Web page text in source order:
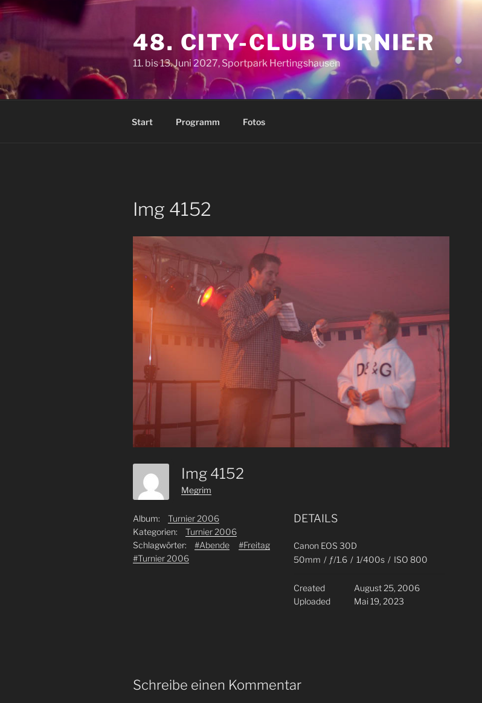
Zum
Inhalt
48. CITY-CLUB TURNIER
11. bis 13. Juni 2027, Sportpark Hertingshausen
Start Programm Fotos
Img 4152
Img 4152
Megrim
Album:
Turnier 2006
Kategorien:
Turnier 2006
Schlagwörter:
#Abende
#Freitag
#Turnier 2006
DETAILS
Canon EOS 30D
50mm / ƒ/1.6 / 1/400s / ISO 800
Created
August 25, 2006
Uploaded
Mai 19, 2023
Schreibe einen Kommentar